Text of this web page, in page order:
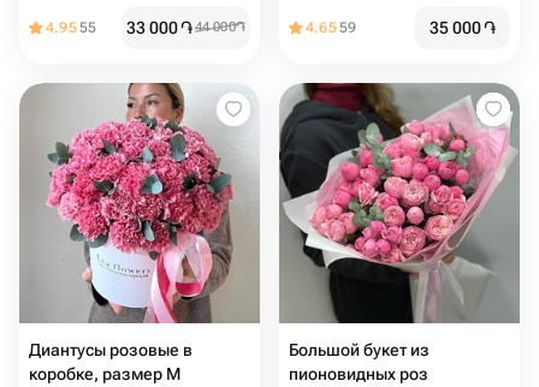
4.9555 33 000֏44 000֏ 4.6559 35 000֏
Диантусы розовые в
коробке, размер М
Большой букет из
пионовидных роз